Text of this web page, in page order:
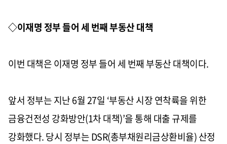
◇이재명 정부 들어 세 번째 부동산 대책
이번 대책은 이재명 정부 들어 세 번째 부동산 대책이다.
앞서 정부는 지난 6월 27일 ‘부동산 시장 연착륙을 위한
금융건전성 강화방안(1차 대책)’을 통해 대출 규제를
강화했다. 당시 정부는 DSR(총부채원리금상환비율) 산정